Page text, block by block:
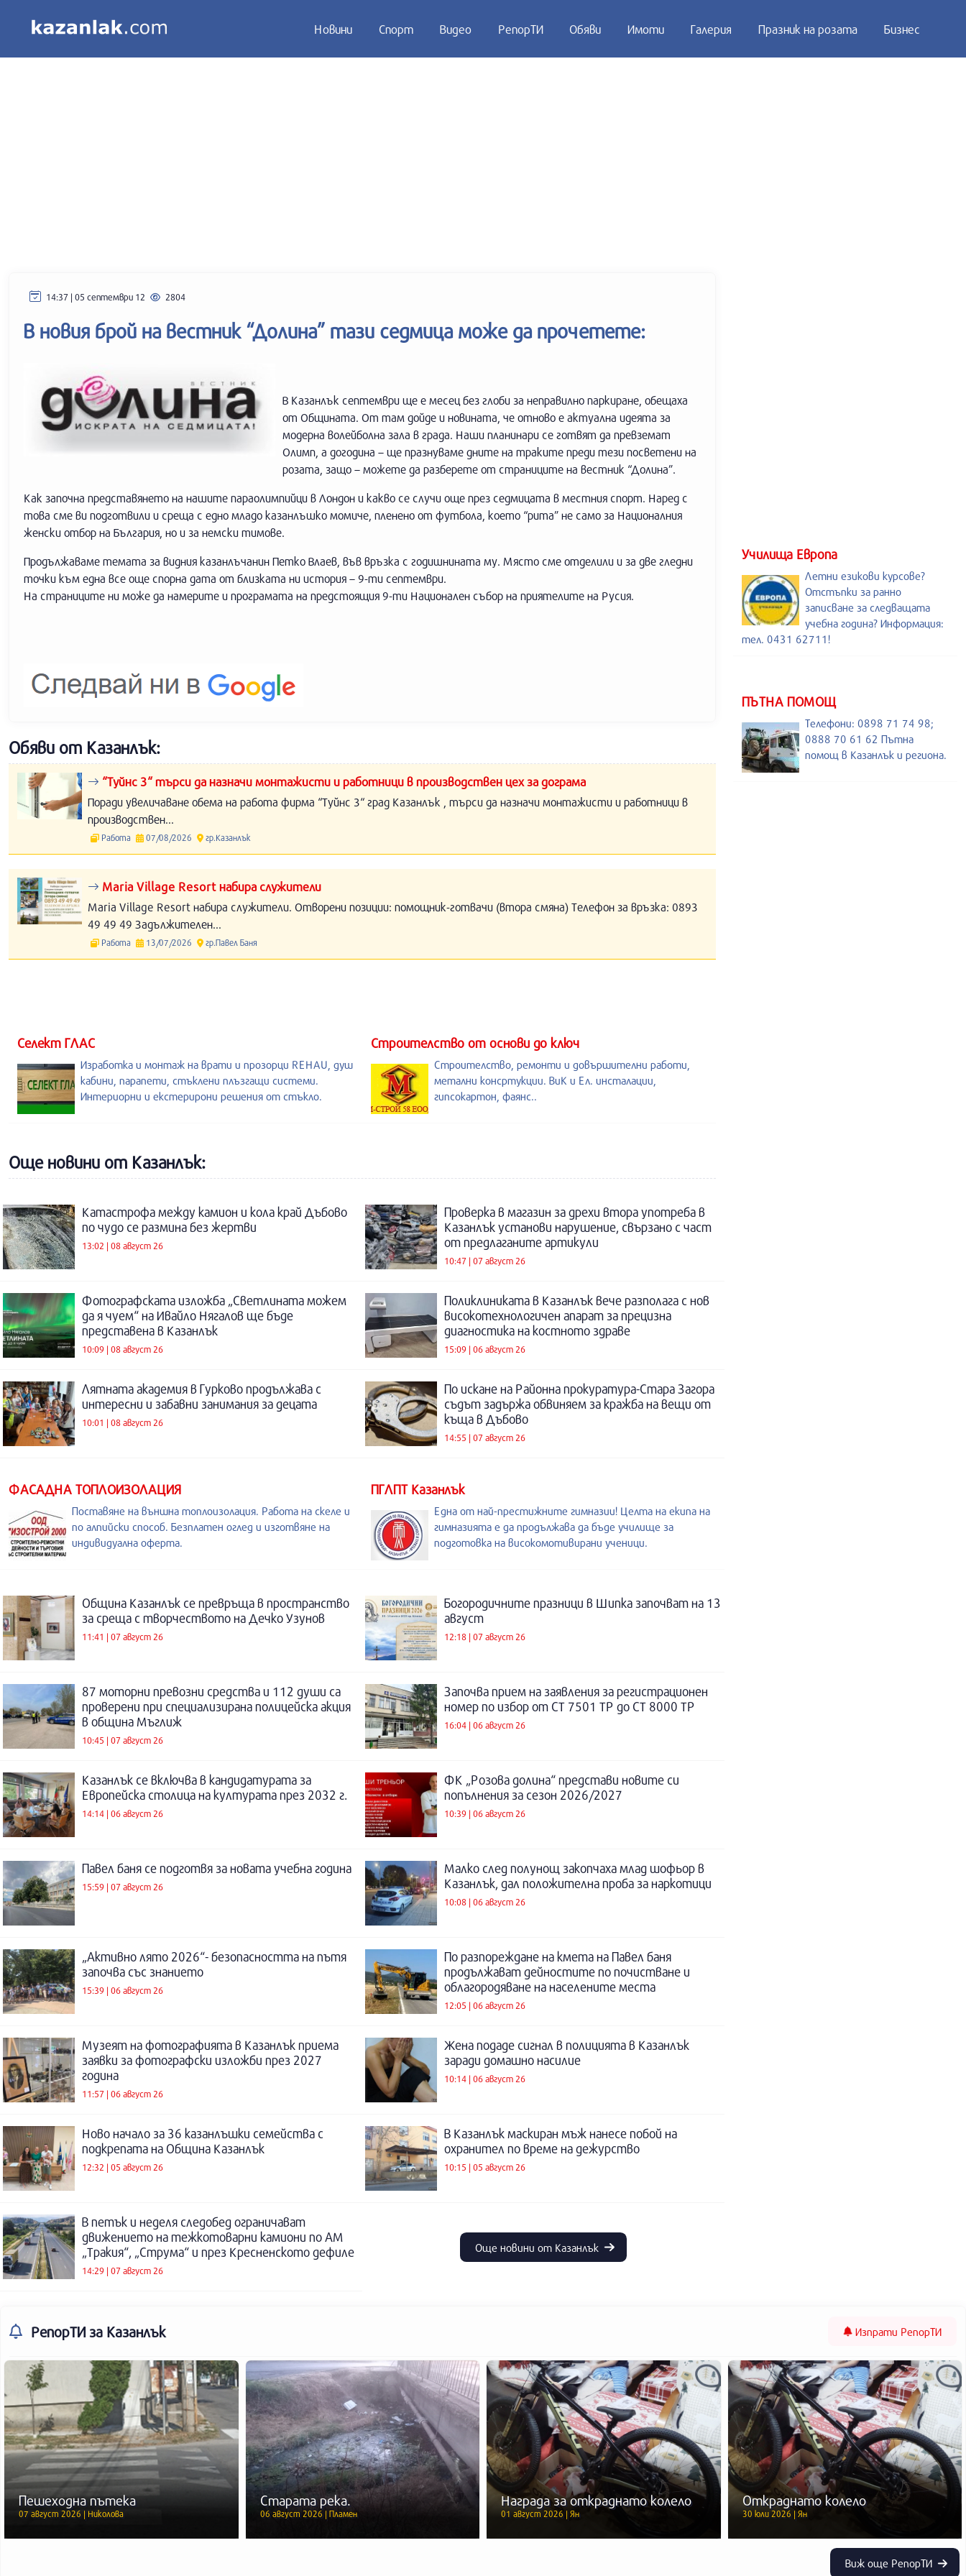
Новини Спорт Видео РепорТИ Обяви Имоти Галерия Празник на розата Бизнес
14:37 | 05 септември 12 2804
В новия брой на вестник “Долина” тази седмица може да прочетете:
В Казанлък септември ще е месец без глоби за неправилно паркиране, обещаха
от Общината. От там дойде и новината, че отново е актуална идеята за
модерна волейболна зала в града. Наши планинари се готвят да превземат
Олимп, а догодина – ще празнуваме дните на траките преди тези посветени на
розата, защо – можете да разберете от страниците на вестник “Долина”.
Как започна представянето на нашите параолимпийци в Лондон и какво се случи още през седмицата в местния спорт. Наред с
това сме ви подготвили и среща с едно младо казанлъшко момиче, пленено от футбола, което “рита” не само за Националния
женски отбор на България, но и за немски тимове.
Продължаваме темата за видния казанлъчанин Петко Влаев, във връзка с годишнината му. Място сме отделили и за две гледни
точки към една все още спорна дата от близката ни история – 9-ти септември.
На страниците ни може да намерите и програмата на предстоящия 9-ти Национален събор на приятелите на Русия.
Обяви от Казанлък:
“Туйнс 3“ търси да назначи монтажисти и работници в производствен цех за дограма
Поради увеличаване обема на работа фирма “Туйнс 3“ град Казанлък , търси да назначи монтажисти и работници в
производствен...
Работа 07/08/2026 гр.Казанлък
Maria Village Resort набира служители
Maria Village Resort набира служители. Отворени позиции: помощник-готвачи (втора смяна) Телефон за връзка: 0893
49 49 49 Задължителен...
Работа 13/07/2026 гр.Павел Баня
Училища Европа
Летни езикови курсове?
Отстъпки за ранно
записване за следващата
учебна година? Информация:
тел. 0431 62711!
ПЪТНА ПОМОЩ
Телефони: 0898 71 74 98;
0888 70 61 62 Пътна
помощ в Казанлък и региона.
Селект ГЛАС
Изработка и монтаж на врати и прозорци REHAU, душ
кабини, парапети, стъклени плъзгащи системи.
Интериорни и екстерирони решения от стъкло.
Строителство от основи до ключ
Строителство, ремонти и довършителни работи,
метални консртукции. ВиК и Ел. инсталации,
гипсокартон, фаянс..
Още новини от Казанлък:
Катастрофа между камион и кола край Дъбово
по чудо се размина без жертви
13:02 | 08 август 26
Проверка в магазин за дрехи втора употреба в
Казанлък установи нарушение, свързано с част
от предлаганите артикули
10:47 | 07 август 26
Фотографската изложба „Светлината можем
да я чуем“ на Ивайло Нягалов ще бъде
представена в Казанлък
10:09 | 08 август 26
Поликлиниката в Казанлък вече разполага с нов
високотехнологичен апарат за прецизна
диагностика на костното здраве
15:09 | 06 август 26
Лятната академия в Гурково продължава с
интересни и забавни занимания за децата
10:01 | 08 август 26
По искане на Районна прокуратура-Стара Загора
съдът задържа обвиняем за кражба на вещи от
къща в Дъбово
14:55 | 07 август 26
ФАСАДНА ТОПЛОИЗОЛАЦИЯ
Поставяне на външна топлоизолация. Работа на скеле и
по алпийски способ. Безплатен оглед и изготвяне на
индивидуална оферта.
ПГЛПТ Казанлък
Една от най-престижните гимназии! Целта на екипа на
гимназията е да продължава да бъде училище за
подготовка на високомотивирани ученици.
Община Казанлък се превръща в пространство
за среща с творчеството на Дечко Узунов
11:41 | 07 август 26
Богородичните празници в Шипка започват на 13
август
12:18 | 07 август 26
87 моторни превозни средства и 112 души са
проверени при специализирана полицейска акция
в община Мъглиж
10:45 | 07 август 26
Започва прием на заявления за регистрационен
номер по избор от СТ 7501 ТР до СТ 8000 ТР
16:04 | 06 август 26
Казанлък се включва в кандидатурата за
Европейска столица на културата през 2032 г.
14:14 | 06 август 26
ФК „Розова долина“ представи новите си
попълнения за сезон 2026/2027
10:39 | 06 август 26
Павел баня се подготвя за новата учебна година
15:59 | 07 август 26
Малко след полунощ закопчаха млад шофьор в
Казанлък, дал положителна проба за наркотици
10:08 | 06 август 26
„Активно лято 2026“- безопасността на пътя
започва със знанието
15:39 | 06 август 26
По разпореждане на кмета на Павел баня
продължават дейностите по почистване и
облагородяване на населените места
12:05 | 06 август 26
Музеят на фотографията в Казанлък приема
заявки за фотографски изложби през 2027
година
11:57 | 06 август 26
Жена подаде сигнал в полицията в Казанлък
заради домашно насилие
10:14 | 06 август 26
Ново начало за 36 казанлъшки семейства с
подкрепата на Община Казанлък
12:32 | 05 август 26
В Казанлък маскиран мъж нанесе побой на
охранител по време на дежурство
10:15 | 05 август 26
В петък и неделя следобед ограничават
движението на тежкотоварни камиони по АМ
„Тракия“, „Струма“ и през Кресненското дефиле
14:29 | 07 август 26
Още новини от Казанлък
РепорТИ за Казанлък Изпрати РепорТИ
Пешеходна пътека
07 август 2026 | Николова
Старата река.
06 август 2026 | Пламен
Награда за откраднато колело
01 август 2026 | Ян
Откраднато колело
30 юли 2026 | Ян
Виж още РепорТИ